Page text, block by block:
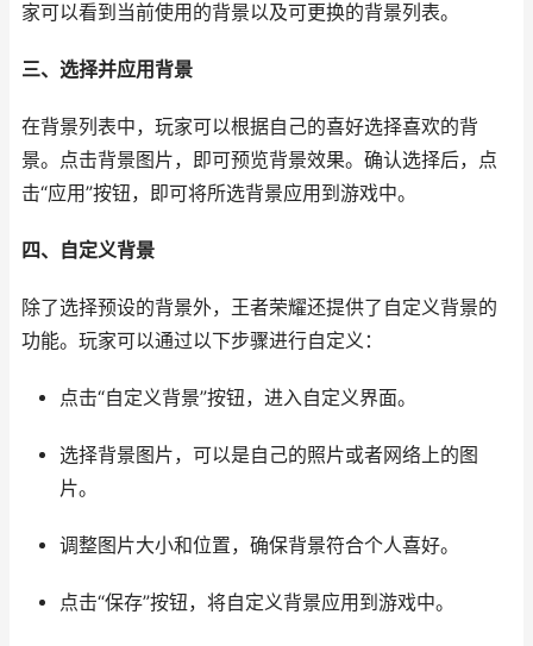
家可以看到当前使用的背景以及可更换的背景列表。
三、选择并应用背景
在背景列表中，玩家可以根据自己的喜好选择喜欢的背
景。点击背景图片，即可预览背景效果。确认选择后，点
击“应用”按钮，即可将所选背景应用到游戏中。
四、自定义背景
除了选择预设的背景外，王者荣耀还提供了自定义背景的
功能。玩家可以通过以下步骤进行自定义：
点击“自定义背景”按钮，进入自定义界面。
选择背景图片，可以是自己的照片或者网络上的图
片。
调整图片大小和位置，确保背景符合个人喜好。
点击“保存”按钮，将自定义背景应用到游戏中。